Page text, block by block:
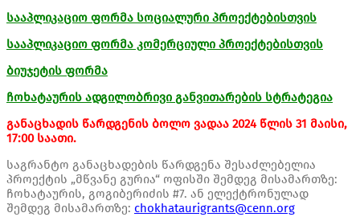
სააპლიკაციო ფორმა სოციალური პროექტებისთვის
სააპლიკაციო ფორმა კომერციული პროექტებისთვის
ბიუჯეტის ფორმა
ჩოხატაურის ადგილობრივი განვითარების სტრატეგია
განაცხადის წარდგენის ბოლო ვადაა 2024 წლის 31 მაისი,
17:00 საათი.
საგრანტო განაცხადების წარდგენა შესაძლებელია
პროექტის „მწვანე გურია“ ოფისში შემდეგ მისამართზე:
ჩოხატაურის, გოგიბერიძის #7. ან ელექტრონულად
შემდეგ მისამართზე: chokhataurigrants@cenn.org